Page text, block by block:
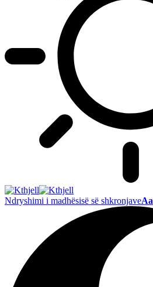
Ndryshimi i madhësisë së shkronjaveAa